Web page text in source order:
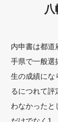
内申書は都道
手県で一般選
生の成績にな
るにつれて評
わなかったと